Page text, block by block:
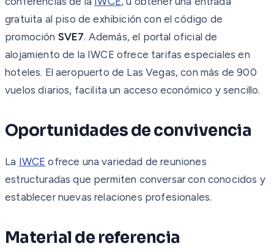
gratuita al piso de exhibición con el código de
promoción SVE7. Además, el portal oficial de
alojamiento de la IWCE ofrece tarifas especiales en
hoteles. El aeropuerto de Las Vegas, con más de 900
vuelos diarios, facilita un acceso económico y sencillo.
Oportunidades de convivencia
La IWCE ofrece una variedad de reuniones
estructuradas que permiten conversar con conocidos y
establecer nuevas relaciones profesionales.
Material de referencia